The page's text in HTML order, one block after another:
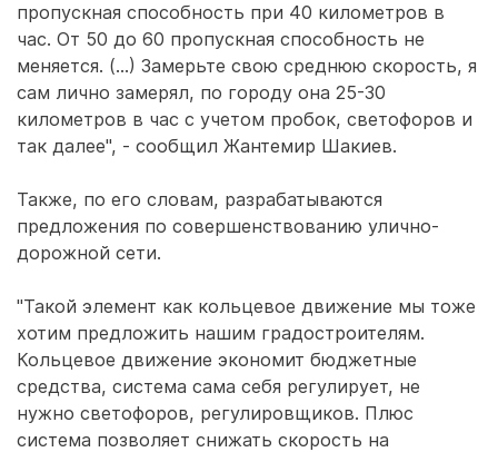
пропускная способность при 40 километров в
час. От 50 до 60 пропускная способность не
меняется. (...) Замерьте свою среднюю скорость, я
сам лично замерял, по городу она 25-30
километров в час с учетом пробок, светофоров и
так далее", - сообщил Жантемир Шакиев.
Также, по его словам, разрабатываются
предложения по совершенствованию улично-
дорожной сети.
"Такой элемент как кольцевое движение мы тоже
хотим предложить нашим градостроителям.
Кольцевое движение экономит бюджетные
средства, система сама себя регулирует, не
нужно светофоров, регулировщиков. Плюс
система позволяет снижать скорость на